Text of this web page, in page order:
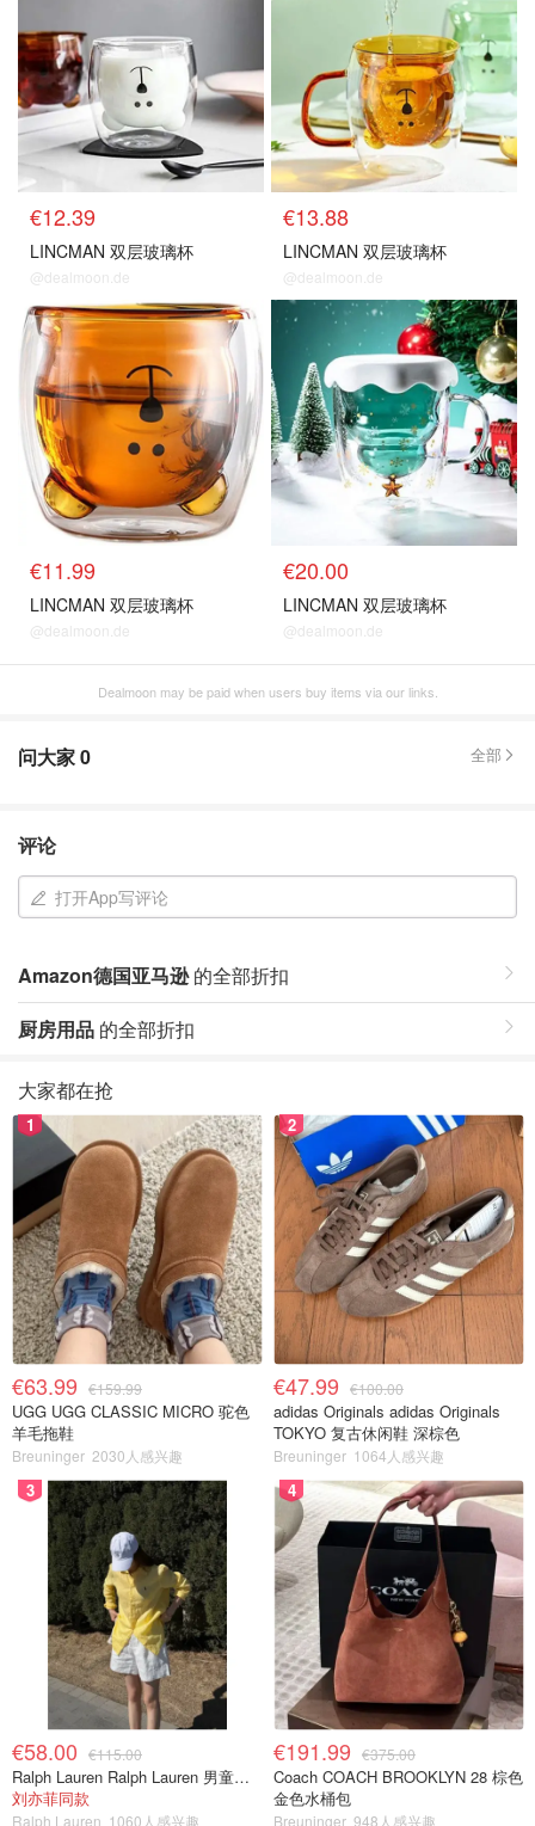
€12.39
LINCMAN 双层玻璃杯
@dealmoon.de
€13.88
LINCMAN 双层玻璃杯
@dealmoon.de
€11.99
LINCMAN 双层玻璃杯
@dealmoon.de
€20.00
LINCMAN 双层玻璃杯
@dealmoon.de
Dealmoon may be paid when users buy items via our links.
问大家0 全部
评论
打开App写评论
Amazon德国亚马逊的全部折扣
厨房用品 的全部折扣
大家都在抢
1
€63.99 €159.99
UGG UGG CLASSIC MICRO 驼色
羊毛拖鞋
Breuninger 2030人感兴趣
2
€47.99 €100.00
adidas Originals adidas Originals
TOKYO 复古休闲鞋 深棕色
Breuninger 1064人感兴趣
3
€58.00 €115.00
Ralph Lauren Ralph Lauren 男童亚麻衬衫
刘亦菲同款
Ralph Lauren 1060人感兴趣
4
€191.99 €375.00
Coach COACH BROOKLYN 28 棕色
金色水桶包
Breuninger 948人感兴趣